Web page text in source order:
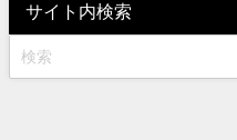
サイト内検索